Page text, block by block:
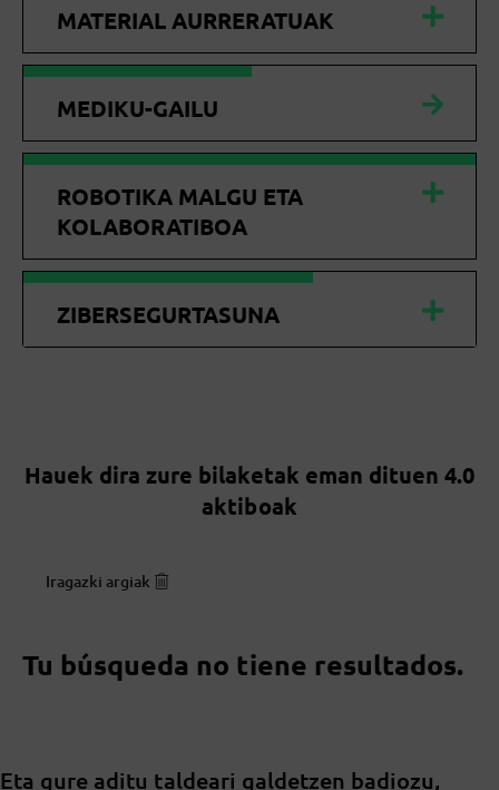
MATERIAL AURRERATUAK
MEDIKU-GAILU
ROBOTIKA MALGU ETA
KOLABORATIBOA
ZIBERSEGURTASUNA
Hauek dira zure bilaketak eman dituen 4.0
aktiboak
Iragazki argiak
Tu búsqueda no tiene resultados.
Eta gure aditu taldeari galdetzen badiozu,